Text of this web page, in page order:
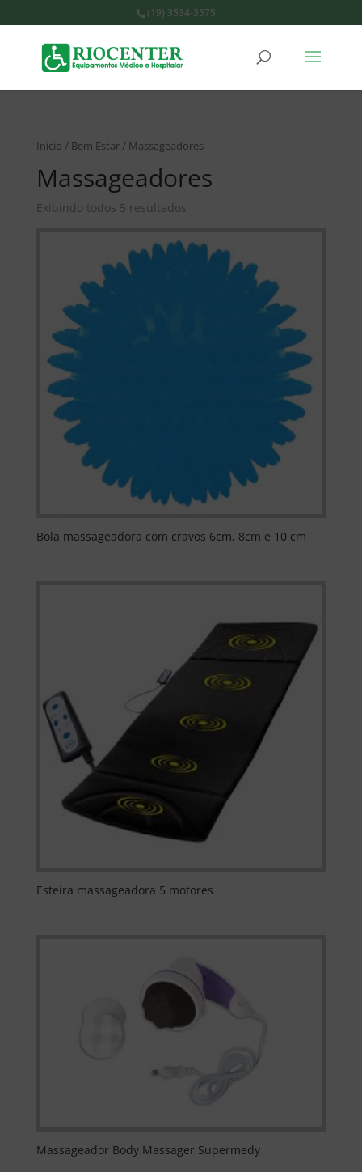
(19) 3534-3575
Início / Bem Estar/ Massageadores
Massageadores
Exibindo todos 5 resultados
Bola massageadora com cravos 6cm, 8cm e 10 cm
Esteira massageadora 5 motores
Massageador Body Massager Supermedy